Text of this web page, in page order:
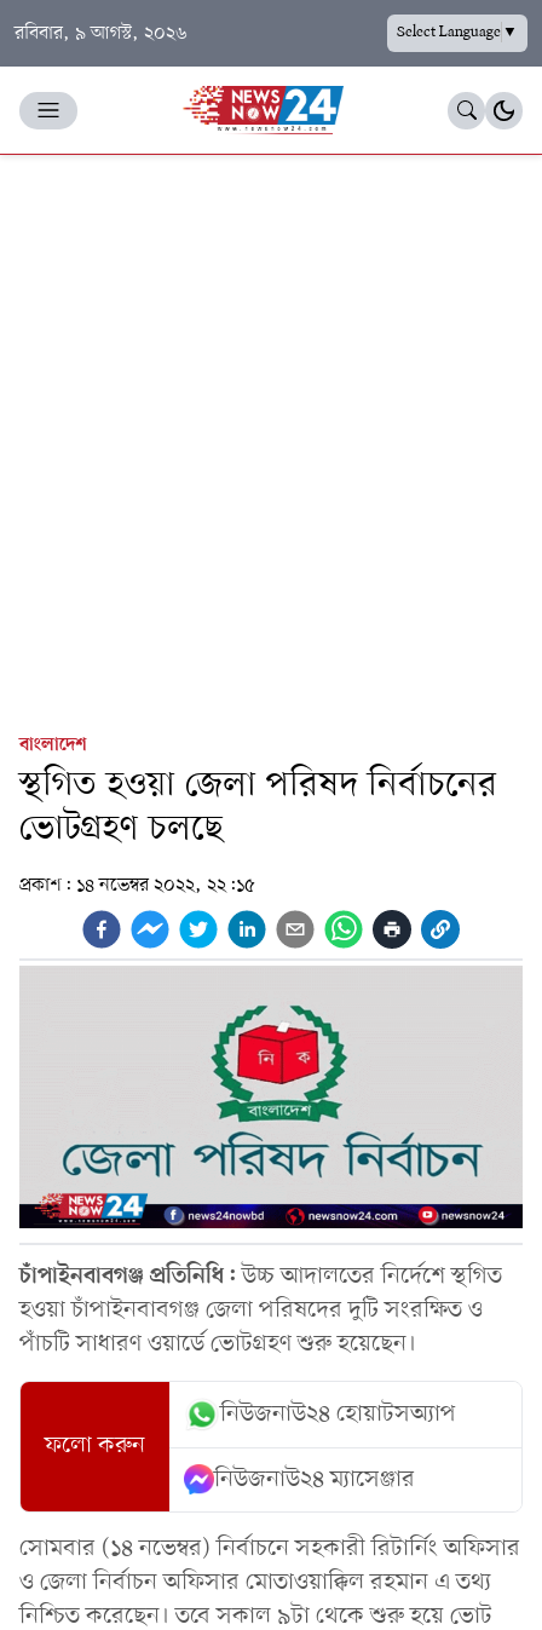
রবিবার, ৯ আগস্ট, ২০২৬ Select Language▼
বাংলাদেশ
স্থগিত হওয়া জেলা পরিষদ নির্বাচনের
ভোটগ্রহণ চলছে
প্রকাশ: ১৪ নভেম্বর ২০২২, ২২:১৫
চাঁপাইনবাবগঞ্জ প্রতিনিধি:উচ্চ আদালতের নির্দেশে স্থগিত
হওয়া চাঁপাইনবাবগঞ্জ জেলা পরিষদের দুটি সংরক্ষিত ও
পাঁচটি সাধারণ ওয়ার্ডে ভোটগ্রহণ শুরু হয়েছেন।
ফলো করুন
নিউজনাউ২৪ হোয়াটসঅ্যাপ
নিউজনাউ২৪ ম্যাসেঞ্জার
সোমবার (১৪ নভেম্বর) নির্বাচনে সহকারী রিটার্নিং অফিসার
ও জেলা নির্বাচন অফিসার মোতাওয়াক্কিল রহমান এ তথ্য
নিশ্চিত করেছেন। তবে সকাল ৯টা থেকে শুরু হয়ে ভোট